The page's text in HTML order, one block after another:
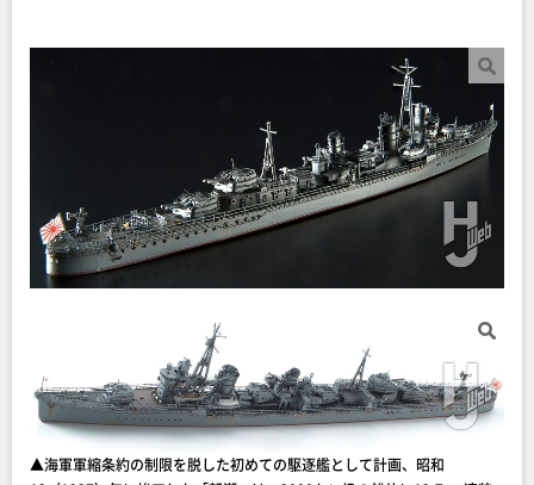
▲海軍軍縮条約の制限を脱した初めての駆逐艦として計画、昭和